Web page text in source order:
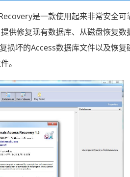
是一款使用起来非常安全可
供修复现有数据库、从磁盘恢复数
损坏的Access数据库文件以及恢复
。